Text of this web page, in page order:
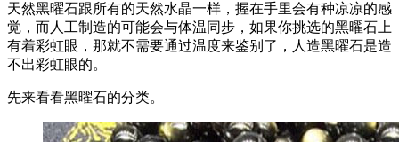
天然黑曜石跟所有的天然水晶一样，握在手里会有种凉凉的感
觉，而人工制造的可能会与体温同步，如果你挑选的黑曜石上
有着彩虹眼，那就不需要通过温度来鉴别了，人造黑曜石是造
不出彩虹眼的。
先来看看黑曜石的分类。